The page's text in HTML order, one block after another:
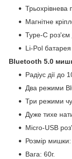
Трьохрівнева
Магнітне
Type-C роз'єм
Li-Pol
Bluetooth 5.0
Радіус дії до
Два режими
Три режими
Дуже тихе
Micro-USB
Розмір
Вага: 60г.